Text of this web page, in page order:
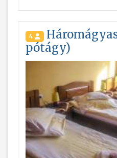
4
pótágy)